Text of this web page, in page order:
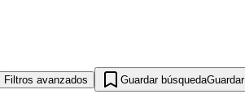
Filtros avanzados Guardar búsquedaGuardar